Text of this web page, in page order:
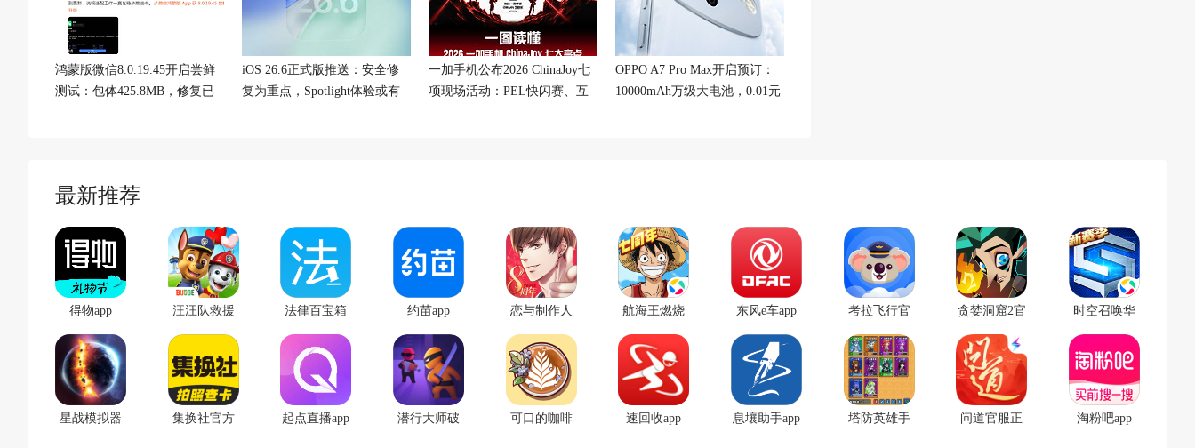
鸿蒙版微信8.0.19.45开启尝鲜
测试：包体425.8MB，修复已
iOS 26.6正式版推送：安全修
复为重点，Spotlight体验或有
一加手机公布2026 ChinaJoy七
项现场活动：PEL快闪赛、互
OPPO A7 Pro Max开启预订：
10000mAh万级大电池，0.01元
最新推荐
得物app
汪汪队救援
法律百宝箱
约苗app
恋与制作人
航海王燃烧
本
东风e车app
考拉飞行官
贪婪洞窟2官
时空召唤华
星战模拟器
集换社官方
起点直播app
潜行大师破
可口的咖啡
速回收app 息壤助手app
塔防英雄手
问道官服正
淘粉吧app